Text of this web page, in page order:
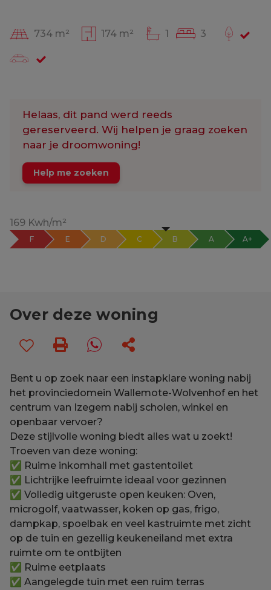
734 m² 174 m² 1 3
Helaas, dit pand werd reeds
gereserveerd. Wij helpen je graag zoeken
naar je droomwoning!
Help me zoeken
169 Kwh/m²
F E D C B A A+
Over deze woning
Bent u op zoek naar een instapklare woning nabij
het provinciedomein Wallemote-Wolvenhof en het
centrum van Izegem nabij scholen, winkel en
openbaar vervoer?
Deze stijlvolle woning biedt alles wat u zoekt!
Troeven van deze woning:
✅ Ruime inkomhall met gastentoilet
✅ Lichtrijke leefruimte ideaal voor gezinnen
✅ Volledig uitgeruste open keuken: Oven,
microgolf, vaatwasser, koken op gas, frigo,
dampkap, spoelbak en veel kastruimte met zicht
op de tuin en gezellig keukeneiland met extra
ruimte om te ontbijten
✅ Ruime eetplaats
✅ Aangelegde tuin met een ruim terras